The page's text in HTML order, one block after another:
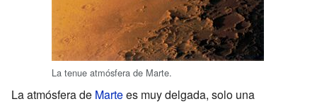
La tenue atmósfera de Marte.
La atmósfera de Martees muy delgada, solo una